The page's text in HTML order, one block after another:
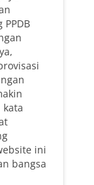
ini
bangsa